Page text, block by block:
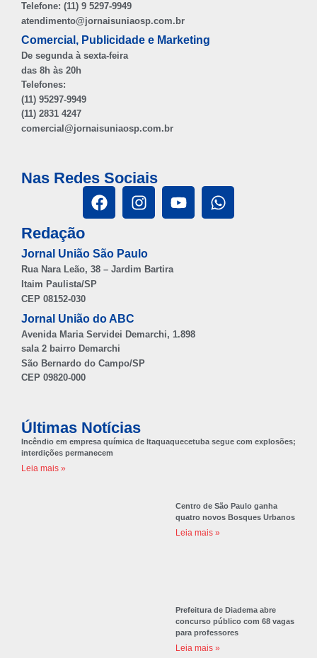
Telefone: (11) 9 5297-9949
atendimento@jornaisuniaosp.com.br
Comercial, Publicidade e Marketing
De segunda à sexta-feira
das 8h às 20h
Telefones:
(11) 95297-9949
(11) 2831 4247
comercial@jornaisuniaosp.com.br
Nas Redes Sociais
Redação
Jornal União São Paulo
Rua Nara Leão, 38 – Jardim Bartira
Itaim Paulista/SP
CEP 08152-030
Jornal União do ABC
Avenida Maria Servidei Demarchi, 1.898
sala 2 bairro Demarchi
São Bernardo do Campo/SP
CEP 09820-000
Últimas Notícias
Incêndio em empresa química de Itaquaquecetuba segue com explosões;
interdições permanecem
Leia mais »
Centro de São Paulo ganha
quatro novos Bosques Urbanos
Leia mais »
Prefeitura de Diadema abre
concurso público com 68 vagas
para professores
Leia mais »